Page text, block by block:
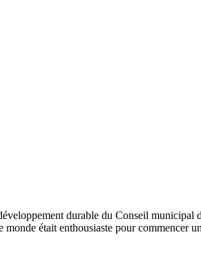
durable du Conseil municipal
était enthousiaste pour commencer